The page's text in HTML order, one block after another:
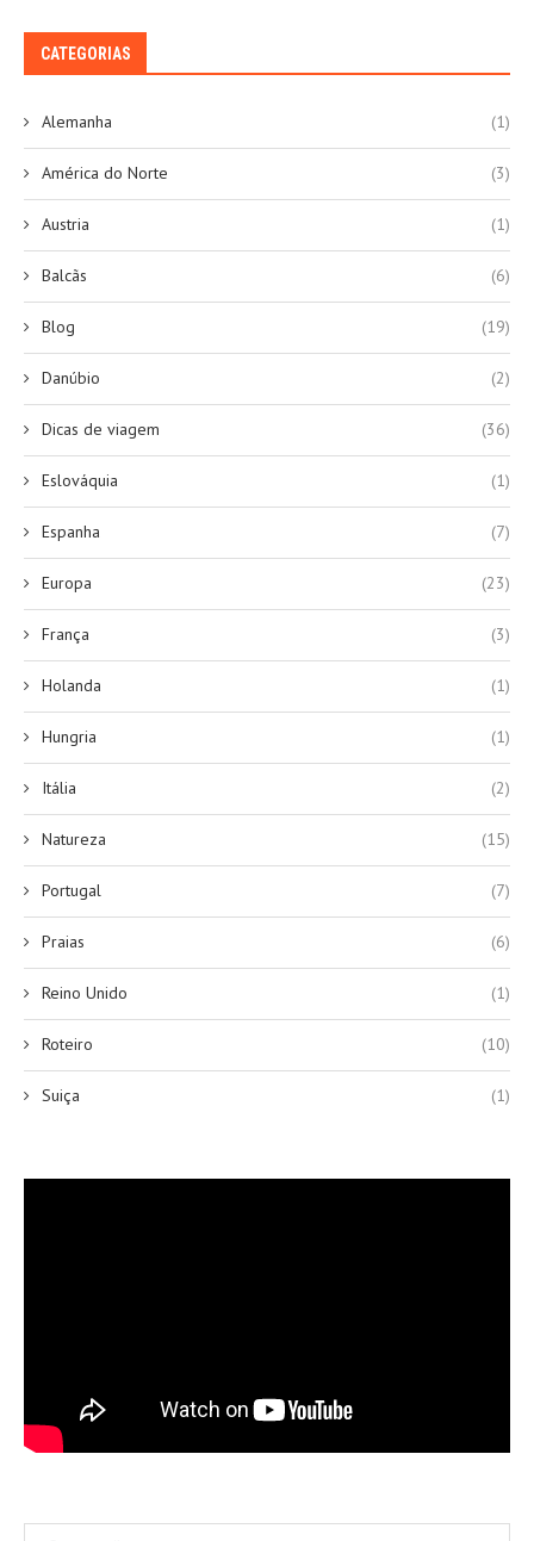
CATEGORIAS
Alemanha (1)
América do Norte (3)
Austria (1)
Balcãs (6)
Blog (19)
Danúbio (2)
Dicas de viagem (36)
Eslováquia (1)
Espanha (7)
Europa (23)
França (3)
Holanda (1)
Hungria (1)
Itália (2)
Natureza (15)
Portugal (7)
Praias (6)
Reino Unido (1)
Roteiro (10)
Suiça (1)